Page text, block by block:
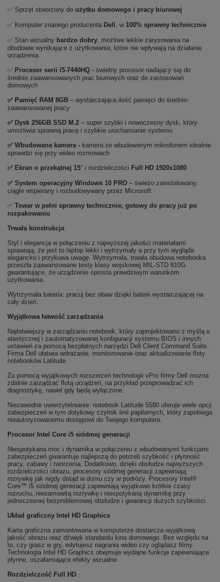
✅ Sprzęt stworzony do użytku domowego i pracy biurowej
✅ Komputer znanego producenta Dell , w 100% sprawny technicznie
✅ Stan wizualny bardzo dobry, możliwe lekkie zarysowania na
obudowie wynikające z użytkowania, które nie wpływają na działanie
urządzenia
✅ Procesor serii i5-7440HQ - świetny procesor nadający się do
średnio zaawansowanych prac biurowych oraz do zastosowań
domowych
✅ Pamięć RAM 8GB – wystarczająca ilość pamięci do średnio-
zaawansowanej pracy
✅ Dysk 256GB SSD M.2 – super szybki i nowoczesny dysk, który
umożliwia sprawną pracę i szybkie uruchamianie systemu
✅ Wbudowana kamera - kamera ze wbudowanym mikrofonem idealnie
sprawdzi się przy wideo rozmowach
✅ Ekran o przekątnej 15" i rozdzielczości Full HD 1920x1080
✅ System operacyjny Windows 10 PRO – świeżo zainstalowany,
ciągle wspierany i rozbudowywany przez Microsoft
✅ Towar w pełni sprawny technicznie, gotowy do pracy już po
rozpakowaniu
Trwała konstrukcja
Styl i elegancja w połączeniu z najwyższej jakości materiałami
sprawiają, że jest to laptop lekki i wytrzymały a przy tym wygląda
elegancko i przykuwa uwagę. Wytrzymała, trwała obudowa notebooka
przeszła zaawansowane testy klasy wojskowej MIL-STD 810G
gwarantujące, że urządzenie sprosta prawdziwym warunkom
użytkowania.
Wytrzymała bateria: pracuj bez obaw dzięki baterii wystarczającej na
cały dzień.
Wyjątkowa łatwość zarządzania
Najłatwiejszy w zarządzaniu notebook, który zaprojektowano z myślą o
elastycznej i zautomatyzowanej konfiguracji systemu BIOS i innych
ustawień za pomocą bezpłatnych narzędzi Dell Client Command Suite.
Firma Dell ułatwia wdrażanie, monitorowanie oraz aktualizowanie floty
notebooków Latitude.
Za pomocą wyjątkowych rozszerzeń technologii vPro firmy Dell można
zdalnie zarządzać flotą urządzeń, na przykład przeprowadzać ich
diagnostykę, nawet gdy będą wyłączone.
Niezawodne uwierzytelnianie: notebook Latitude 5580 oferuje wiele opcji
zabezpieczeń w tym dotykowy czytnik linii papilarnych, który zapobiega
nieautoryzowanemu dostępowi do Twojego komputera.
Procesor Intel Core i5 siódmej generacji
Niespotykana moc i dynamika w połączeniu z wbudowanymi funkcjami
zabezpieczeń gwarantuje najlepszą do potrzeb szybkość i płynność
pracy, zabawy i tworzenia. Dodatkowo, dzięki obsłudze najwyższych
rozdzielczości obrazu, procesory siódmej generacji zapewniają
rozrywkę jak nigdy dotąd w domu czy w podróży. Procesory Intel®
Core™ i5 siódmej generacji zapewniają wyjątkowo krótkie czasy
rozruchu, niesamowitą rozrywkę i niespotykaną dynamikę przy
jednoczesnej bezproblemowej obsłudze i gwarancji dużych szybkości.
Układ graficzny Intel HD Graphics
Karta graficzna zamontowana w komputerze dostarcza wyjątkową
jakość obrazu oraz dźwięk standardu kina domowego. Bez względu na
to, czy grasz w gry, edytujesz nagrania wideo czy oglądasz filmy.
Technologia Intel HD Graphics obejmuje wydajne funkcje zapewniające
płynne, oszałamiające efekty wizualne.
Rozdzielczość Full HD